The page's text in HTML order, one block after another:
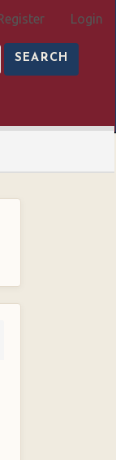
Login
SEARCH